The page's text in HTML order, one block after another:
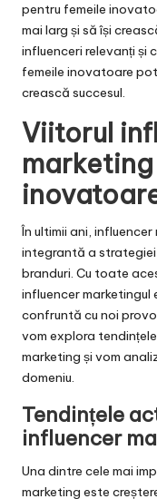
pentru femeile
mai larg și să își
influenceri relevanți și
femeile inovatoare
crească succesul.
Viitorul
În ultimii ani,
integrantă a strategiei
branduri. Cu toate
influencer marketingul
confruntă cu noi
vom explora
marketing și vom
domeniu.
Tendințele
influencer
Una dintre cele mai
marketing este